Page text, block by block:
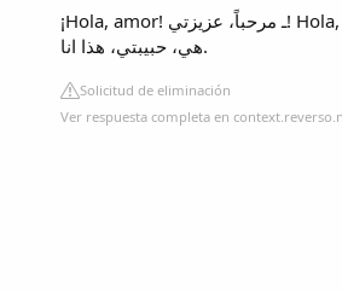
¡Hola, amor! ـ مرحباً، عزيزتي! Hola, amor, soy yo.
هي، حبيبتي، هذا انا.
Solicitud de eliminación
Ver respuesta completa en